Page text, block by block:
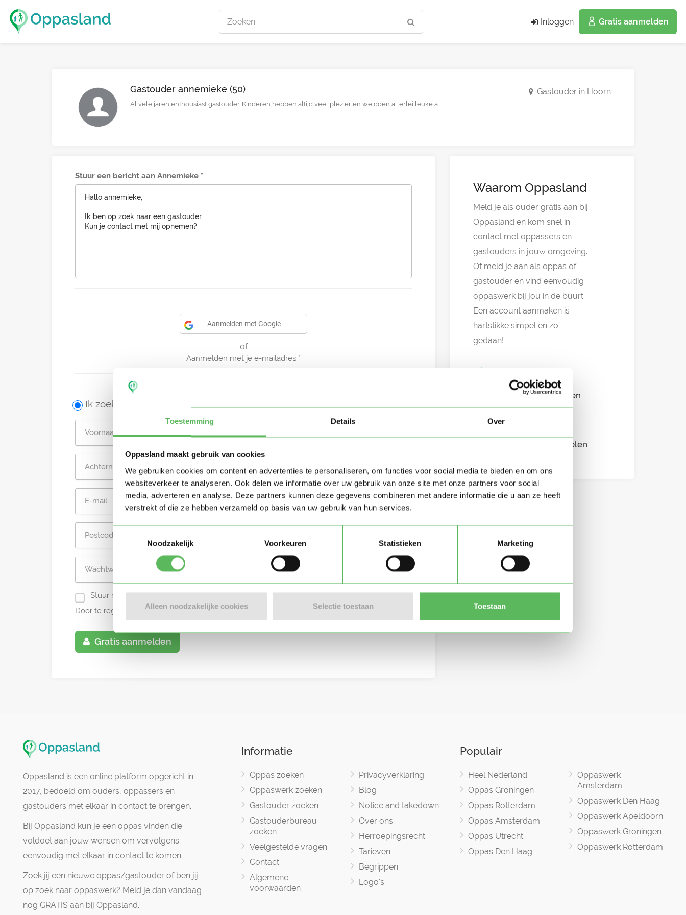
Toestemming Details Over
Oppasland maakt gebruik van cookies
We gebruiken cookies om content en advertenties te personaliseren, om functies voor social media te bieden en om ons
websiteverkeer te analyseren. Ook delen we informatie over uw gebruik van onze site met onze partners voor social
media, adverteren en analyse. Deze partners kunnen deze gegevens combineren met andere informatie die u aan ze heeft
verstrekt of die ze hebben verzameld op basis van uw gebruik van hun services.
Toestemmingsselectie
Noodzakelijk
Voorkeuren Statistieken Marketing
Alleen noodzakelijke cookies Selectie toestaan Toestaan
Zoeken Inloggen Gratis aanmelden
Gastouder annemieke (50)
Al vele jaren enthousiast gastouder. Kinderen hebben altijd veel plezier en we doen allerlei leuke a...
Gastouder in Hoorn
Stuur een bericht aan Annemieke
Aanmelden met Google
-- of --
Aanmelden met je e-mailadres
Ik zoek een oppas
Stuur mij nieuwe profielen in mijn omgeving per e-mail
Door te registreren ga je akkoord met de Algemene voorwaarden van Oppasland.
Gratis aanmelden
Waarom Oppasland
Meld je als ouder gratis aan bij
Oppasland en kom snel in
contact met oppassers en
gastouders in jouw omgeving.
Of meld je aan als oppas of
gastouder en vind eenvoudig
oppaswerk bij jou in de buurt.
Een account aanmaken is
hartstikke simpel en zo
gedaan!
GRATIS platform
Eenvoudig aanmelden
Snel in contact
Overzichtelijke profielen
Oppasland is een online platform opgericht in
2017, bedoeld om ouders, oppassers en
gastouders met elkaar in contact te brengen.
Bij Oppasland kun je een oppas vinden die
voldoet aan jouw wensen om vervolgens
eenvoudig met elkaar in contact te komen.
Zoek jij een nieuwe oppas/gastouder of ben jij
op zoek naar oppaswerk? Meld je dan vandaag
nog GRATIS aan bij Oppasland.
Informatie
Oppas zoeken
Oppaswerk zoeken
Gastouder zoeken
Gastouderbureau
zoeken
Veelgestelde vragen
Contact
Algemene
voorwaarden
Privacyverklaring
Blog
Notice and takedown
Over ons
Herroepingsrecht
Tarieven
Begrippen
Logo's
Populair
Heel Nederland
Oppas Groningen
Oppas Rotterdam
Oppas Amsterdam
Oppas Utrecht
Oppas Den Haag
Oppaswerk
Amsterdam
Oppaswerk Den Haag
Oppaswerk Apeldoorn
Oppaswerk Groningen
Oppaswerk Rotterdam